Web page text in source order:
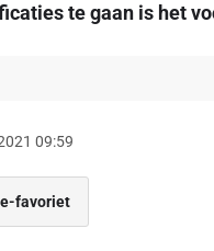
te gaan is het
09:59
favoriet